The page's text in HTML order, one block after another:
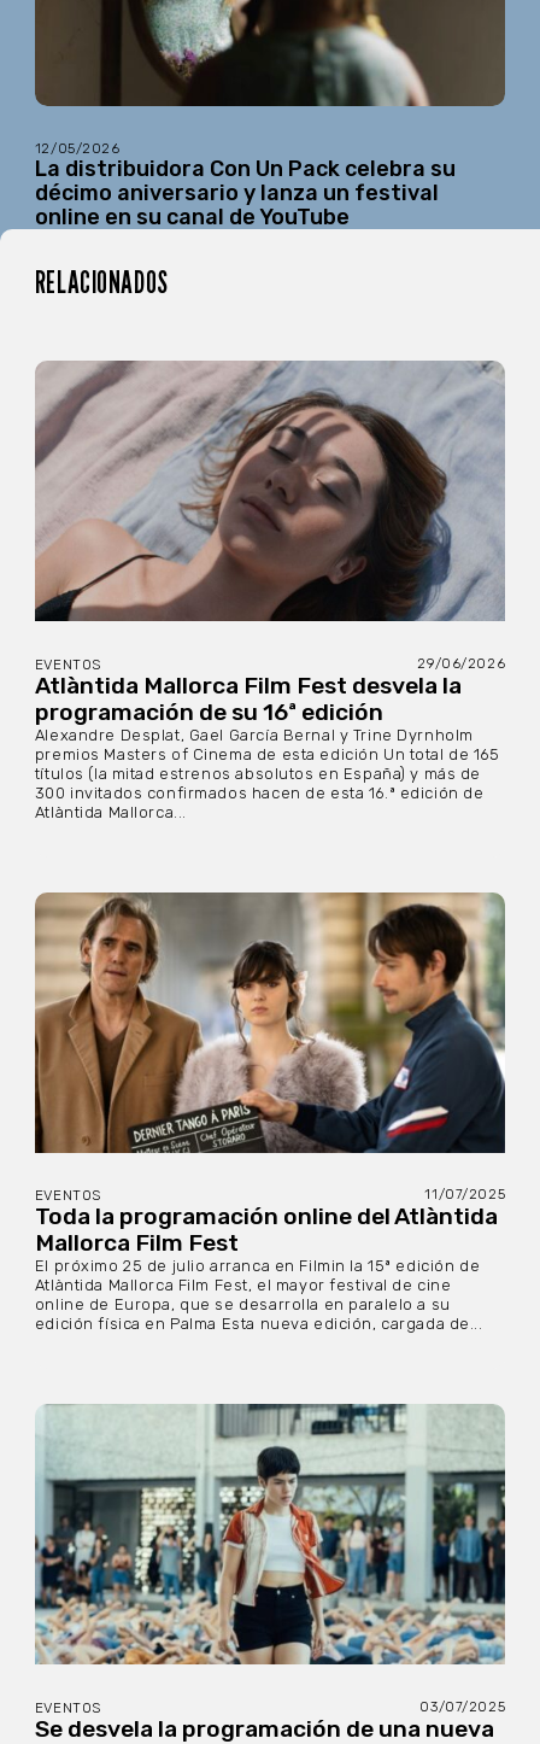
12/05/2026
La distribuidora Con Un Pack celebra su
décimo aniversario y lanza un festival
online en su canal de YouTube
RELACIONADOS
EVENTOS 29/06/2026
Atlàntida Mallorca Film Fest desvela la
programación de su 16ª edición
Alexandre Desplat, Gael García Bernal y Trine Dyrnholm
premios Masters of Cinema de esta edición Un total de 165
títulos (la mitad estrenos absolutos en España) y más de
300 invitados confirmados hacen de esta 16.ª edición de
Atlàntida Mallorca...
EVENTOS 11/07/2025
Toda la programación online del Atlàntida
Mallorca Film Fest
El próximo 25 de julio arranca en Filmin la 15ª edición de
Atlàntida Mallorca Film Fest, el mayor festival de cine
online de Europa, que se desarrolla en paralelo a su
edición física en Palma Esta nueva edición, cargada de...
EVENTOS 03/07/2025
Se desvela la programación de una nueva